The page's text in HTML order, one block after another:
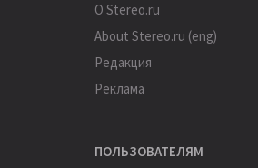
О Stereo.ru
About Stereo.ru (eng)
Редакция
Реклама
ПОЛЬЗОВАТЕЛЯМ